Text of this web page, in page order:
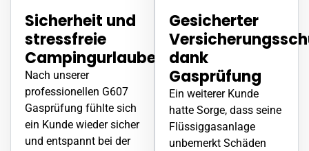
Sicherheit und
stressfreie
Campingurlaube
Nach unserer
professionellen G607
Gasprüfung fühlte sich
ein Kunde wieder sicher
und entspannt bei der
Gesicherter
dank
Gasprüfung
Ein weiterer Kunde
hatte Sorge, dass seine
Flüssiggasanlage
unbemerkt Schäden